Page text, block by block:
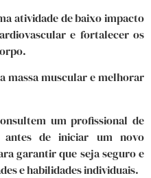
atividade de baixo impacto
e fortalecer os
massa muscular e melhorar
um profissional de
antes de iniciar um novo
garantir que seja seguro e
e habilidades individuais.